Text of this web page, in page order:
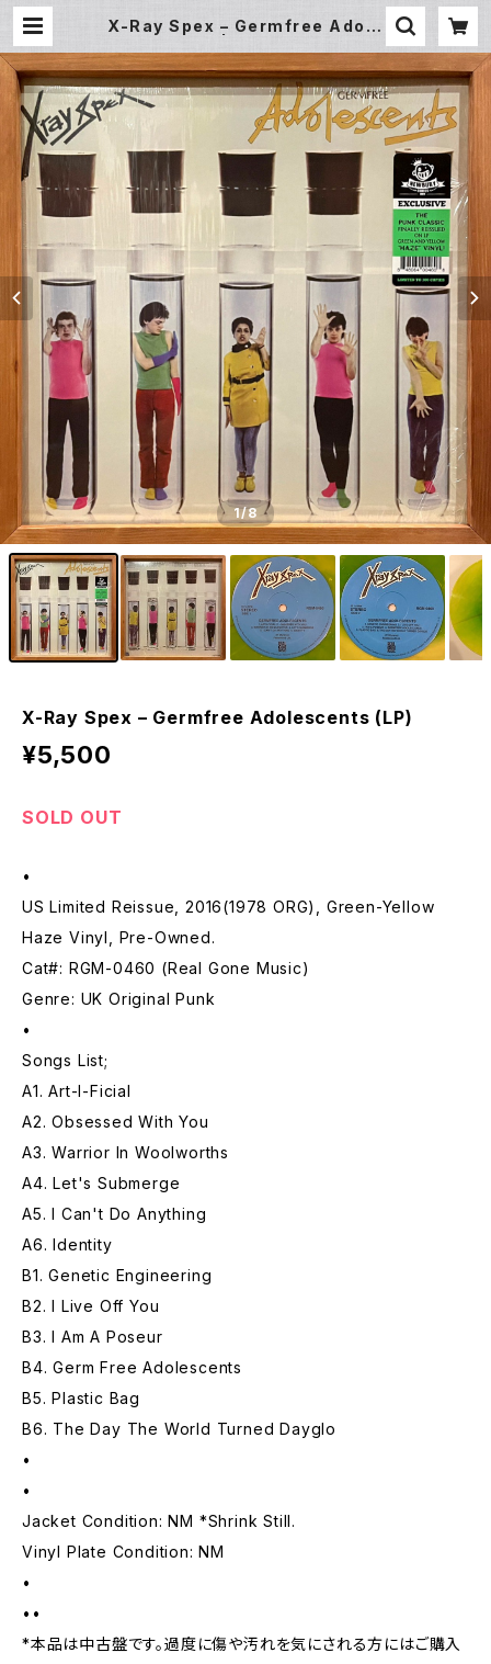
X-Ray Spex – Germfree Adole
llery Record Store
1/8
X-Ray Spex – Germfree Adolescents (LP)
¥5,500
SOLD OUT
•
US Limited Reissue, 2016(1978 ORG), Green-Yellow
Haze Vinyl, Pre-Owned.
Cat#: RGM-0460 (Real Gone Music)
Genre: UK Original Punk
•
Songs List;
A1. Art-I-Ficial
A2. Obsessed With You
A3. Warrior In Woolworths
A4. Let's Submerge
A5. I Can't Do Anything
A6. Identity
B1. Genetic Engineering
B2. I Live Off You
B3. I Am A Poseur
B4. Germ Free Adolescents
B5. Plastic Bag
B6. The Day The World Turned Dayglo
•
•
Jacket Condition: NM *Shrink Still.
Vinyl Plate Condition: NM
•
••
*本品は中古盤です。過度に傷や汚れを気にされる方にはご購入